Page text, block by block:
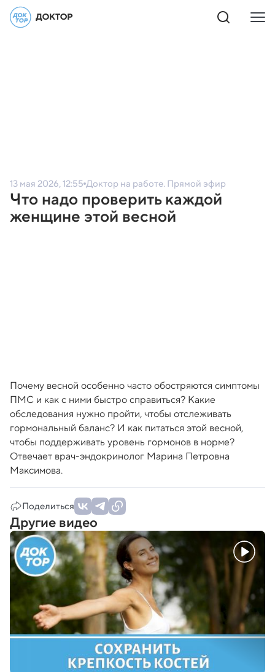
13 мая 2026, 12:55 Доктор на работе. Прямой эфир
Что надо проверить каждой
женщине этой весной
Почему весной особенно часто обостряются симптомы
ПМС и как с ними быстро справиться? Какие
обследования нужно пройти, чтобы отслеживать
гормональный баланс? И как питаться этой весной,
чтобы поддерживать уровень гормонов в норме?
Отвечает врач-эндокринолог Марина Петровна
Максимова.
Поделиться
Другие видео